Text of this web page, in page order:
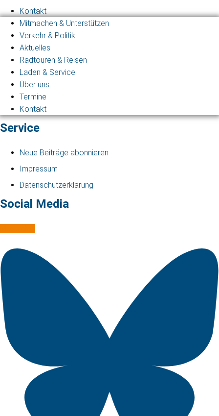
Kontakt
Mitmachen & Unterstützen
Verkehr & Politik
Aktuelles
Radtouren & Reisen
Laden & Service
Über uns
Termine
Kontakt
Service
Neue Beiträge abonnieren
Impressum
Datenschutzerklärung
Social Media